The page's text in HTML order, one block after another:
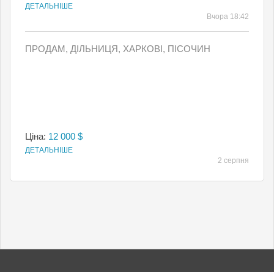
ДЕТАЛЬНІШЕ
Вчора 18:42
ПРОДАМ, ДІЛЬНИЦЯ, ХАРКОВІ, ПІСОЧИН
Ціна: 12 000 $
ДЕТАЛЬНІШЕ
2 серпня